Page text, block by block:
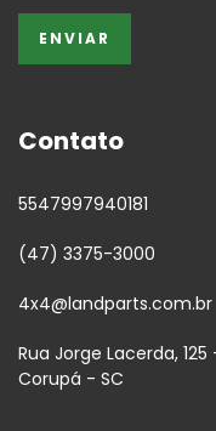
Contato
5547997940181
(47) 3375-3000
4x4@landparts.com.br
Rua Jorge Lacerda,
Corupá - SC